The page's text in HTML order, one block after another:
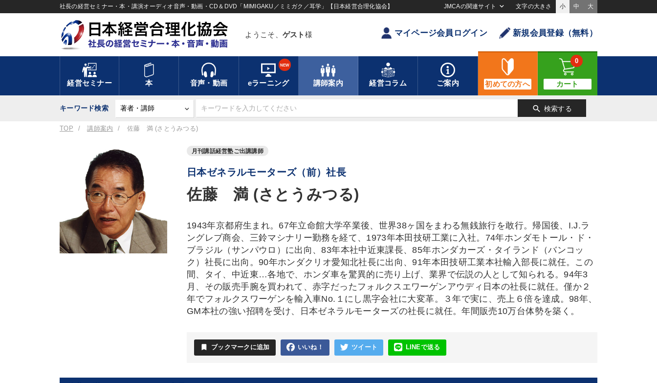
社長の経営セミナー・本・講演オーディオ音声・動画・CD＆DVD「MIMIGAKU／ミミガク／耳学」【日本経営合理化協会】 JMCAの関連サイト 文字の大きさ 小 中 大
ようこそ、 ゲスト 様 マイページ会員ログイン 新規会員登録（無料）
経営セミナー 本 音声・動画 eラーニング
NEW
講師案内 経営コラム ご案内 初めての方へ カート
0
キーワード検索 search 検索する
TOP 講師案内 佐藤 満 (さとうみつる)
月刊講話経営塾ご出講講師
日本ゼネラルモーターズ（前）社長
佐藤 満 (さとうみつる)
1943年京都府生まれ。67年立命館大学卒業後、世界38ヶ国をまわる無銭旅行を敢行。帰国後、I.J.ラ
ングレブ商会、三鈴マシナリー勤務を経て、1973年本田技研工業に入社。74年ホンダモトール・ド・
ブラジル（サンパウロ）に出向、83年本社中近東課長、85年ホンダカーズ・タイランド（バンコッ
ク）社長に出向。90年ホンダクリオ愛知北社長に出向、91年本田技研工業本社輸入部長に就任。この
間、タイ、中近東…各地で、ホンダ車を驚異的に売り上げ、業界で伝説の人として知られる。94年3
月、その販売手腕を買われて、赤字だったフォルクスエワーゲンアウディ日本の社長に就任。僅か２
年でフォルクスワーゲンを輸入車No.１にし黒字会社に大変革。３年で実に、売上６倍を達成。98年、
GM本社の強い招聘を受け、日本ゼネラルモーターズの社長に就任。年間販売10万台体勢を築く。
bookmark ブックマークに追加 いいね！ ツイート LINEで送る